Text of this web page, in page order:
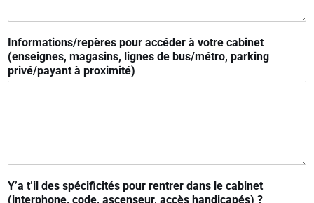
Informations/repères pour accéder à votre cabinet
(enseignes, magasins, lignes de bus/métro, parking
privé/payant à proximité)
Y’a t’il des spécificités pour rentrer dans le cabinet
(interphone, code, ascenseur, accès handicapés) ?